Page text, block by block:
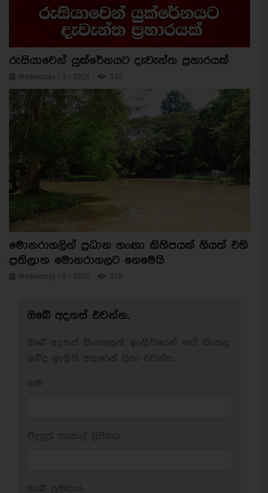
රුසියාවෙන් යුක්රේනයට දැවැන්ත ප්‍රහාරයක්
Wednesday / 5 / 2026 332
මොනරාගලින් ප්‍රධාන ගංඟා කිහිපයක් ගියත් එහි
ප්‍රතිලාභ මොනරාගලට නෙමෙයි
Wednesday / 5 / 2026 319
ඔබේ අදහස් එවන්න.